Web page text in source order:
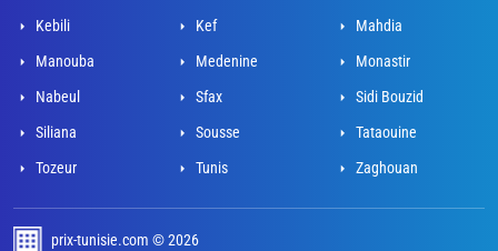
Kebili
Kef
Mahdia
Manouba
Medenine
Monastir
Nabeul
Sfax
Sidi Bouzid
Siliana
Sousse
Tataouine
Tozeur
Tunis Zaghouan
prix-tunisie.com © 2026